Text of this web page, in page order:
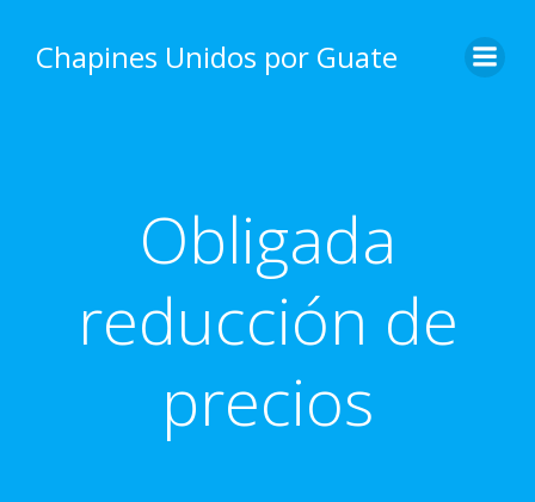
content
Chapines Unidos por Guate
Obligada
reducción de
precios